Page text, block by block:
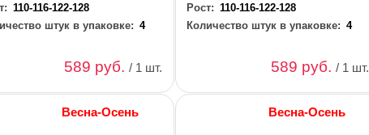
110-116-122-128
штук в упаковке: 4
589 руб./ 1 шт.
Рост: 110-116-122-128
Количество штук в упаковке: 4
589 руб./ 1 шт.
Весна-Осень Весна-Осень